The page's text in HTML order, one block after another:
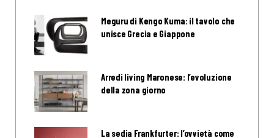
Meguru di Kengo Kuma: il tavolo che
unisce Grecia e Giappone
Arredi living Maronese: l’evoluzione
della zona giorno
La sedia Frankfurter: l’ovvietà come